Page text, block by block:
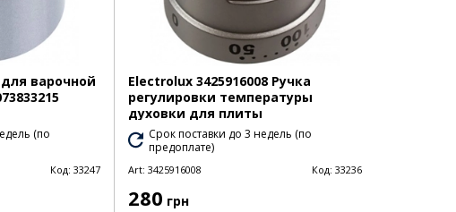
варочной
(по
Код: 33247
Electrolux 3425916008 Ручка
регулировки температуры
духовки для плиты
Срок поставки до 3 недель (по
предоплате)
Art: 3425916008 Код: 33236
280 грн